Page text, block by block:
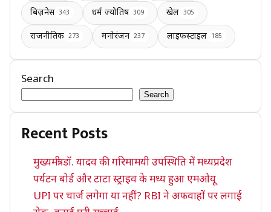
बिज़नेस 343 धर्म ज्योतिष 309 खेल 305
राजनीतिक 273 मनोरंजन 237 लाइफस्टाइल 185
Search
Search
Recent Posts
मुख्यमंत्री डॉ. यादव की गरिमामयी उपस्थिति में मध्यप्रदेश
पर्यटन बोर्ड और टाटा स्ट्राइव के मध्य हुआ एमओयू
UPI पर चार्ज लगेगा या नहीं? RBI ने अफवाहों पर लगाई